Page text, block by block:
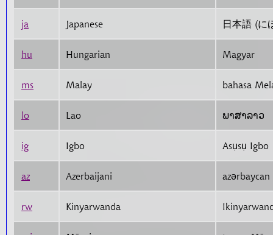
ja Japanese 日本語 (に
hu Hungarian Magyar
ms Malay
lo Lao ພາສາລາວ
ig Igbo Asụsụ Igbo
az Azerbaijani
rw Kinyarwanda